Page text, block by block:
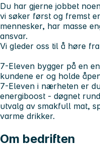
Du har gjerne jobbet
vi søker først og fremst
mennesker, har masse
ansvar.
Vi gleder oss til å høre
7-Eleven bygger på en
kundene er og holde
7-Eleven i nærheten er
energiboost - døgnet
utvalg av smakfull mat,
varme drikker.
Om bedriften